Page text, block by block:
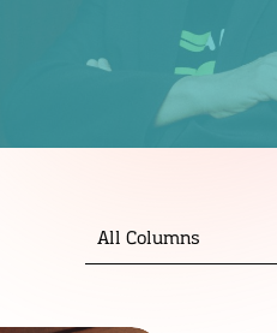
All Columns